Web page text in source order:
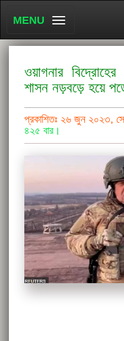
MENU
ওয়াগনার
শাসন নড়বড়ে হয়ে
প্রকাশিতঃ ২৬ জুন ২০২৩,
৪২৫ বার।